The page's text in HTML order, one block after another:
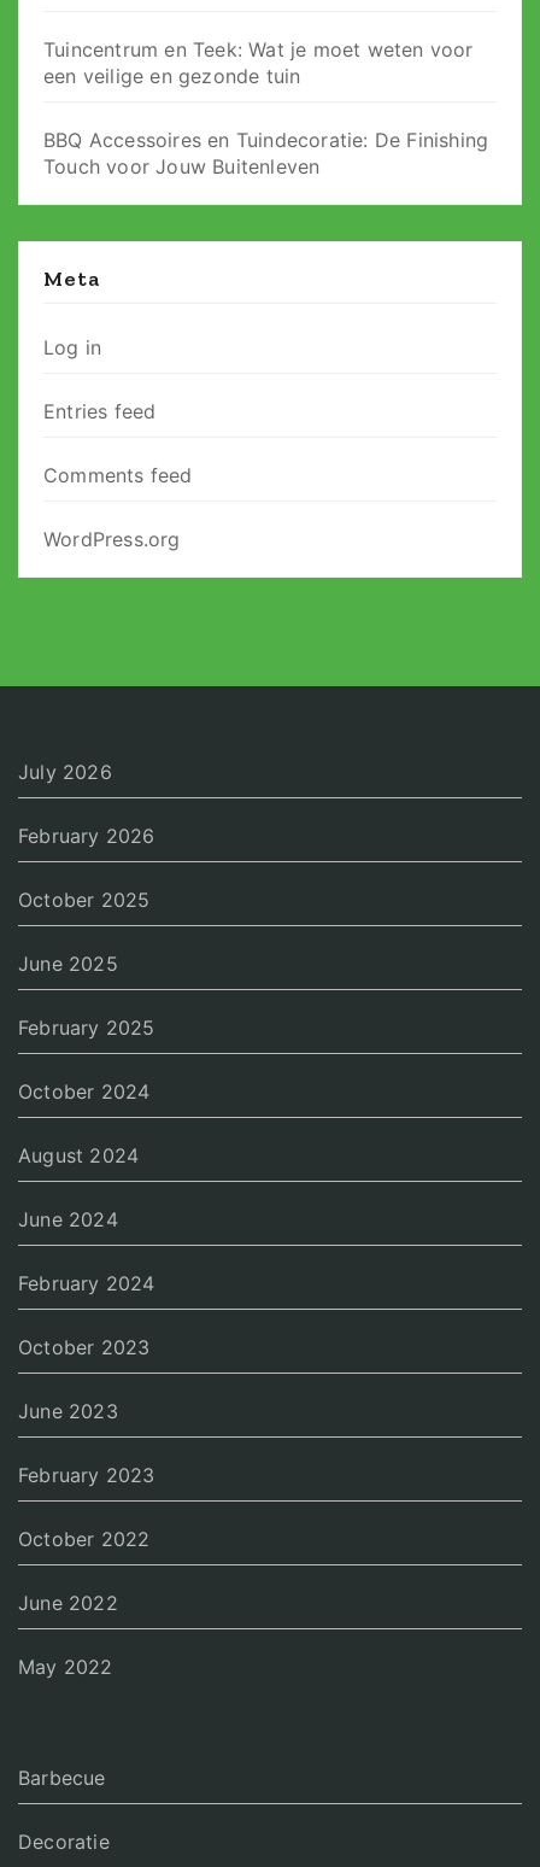
Tuincentrum en Teek: Wat je moet weten voor
een veilige en gezonde tuin
BBQ Accessoires en Tuindecoratie: De Finishing
Touch voor Jouw Buitenleven
Meta
Log in
Entries feed
Comments feed
WordPress.org
July 2026
February 2026
October 2025
June 2025
February 2025
October 2024
August 2024
June 2024
February 2024
October 2023
June 2023
February 2023
October 2022
June 2022
May 2022
Barbecue
Decoratie